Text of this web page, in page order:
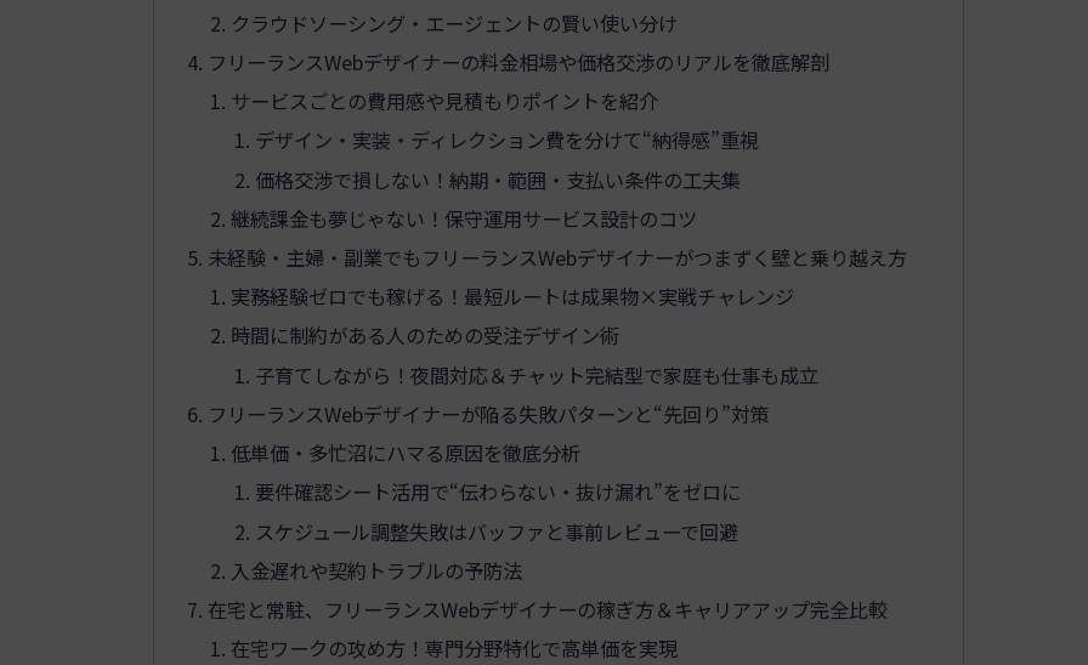
クラウドソーシング・エージェントの賢い使い分け
フリーランスWebデザイナーの料金相場や価格交渉のリアルを徹底解剖
サービスごとの費用感や見積もりポイントを紹介
デザイン・実装・ディレクション費を分けて“納得感”重視
価格交渉で損しない！納期・範囲・支払い条件の工夫集
継続課金も夢じゃない！保守運用サービス設計のコツ
未経験・主婦・副業でもフリーランスWebデザイナーがつまずく壁と乗り越え方
実務経験ゼロでも稼げる！最短ルートは成果物×実戦チャレンジ
時間に制約がある人のための受注デザイン術
子育てしながら！夜間対応＆チャット完結型で家庭も仕事も成立
フリーランスWebデザイナーが陥る失敗パターンと“先回り”対策
低単価・多忙沼にハマる原因を徹底分析
要件確認シート活用で“伝わらない・抜け漏れ”をゼロに
スケジュール調整失敗はバッファと事前レビューで回避
入金遅れや契約トラブルの予防法
在宅と常駐、フリーランスWebデザイナーの稼ぎ方＆キャリアアップ完全比較
在宅ワークの攻め方！専門分野特化で高単価を実現